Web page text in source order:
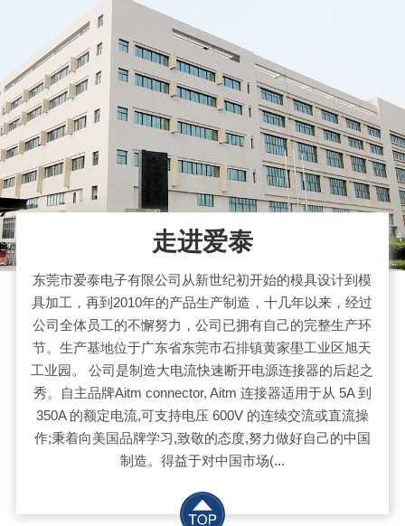
走进爱泰
东莞市爱泰电子有限公司从新世纪初开始的模具设计到模
具加工，再到2010年的产品生产制造，十几年以来，经过
公司全体员工的不懈努力，公司已拥有自己的完整生产环
节。生产基地位于广东省东莞市石排镇黄家壆工业区旭天
工业园。 公司是制造大电流快速断开电源连接器的后起之
秀。自主品牌Aitm connector, Aitm 连接器适用于从 5A 到
350A 的额定电流,可支持电压 600V 的连续交流或直流操
作;秉着向美国品牌学习,致敬的态度,努力做好自己的中国
制造。得益于对中国市场(...